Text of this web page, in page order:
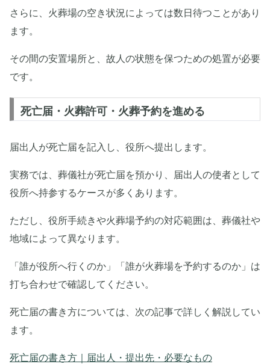
さらに、火葬場の空き状況によっては数日待つことがあり
ます。
その間の安置場所と、故人の状態を保つための処置が必要
です。
死亡届・火葬許可・火葬予約を進める
届出人が死亡届を記入し、役所へ提出します。
実務では、葬儀社が死亡届を預かり、届出人の使者として
役所へ持参するケースが多くあります。
ただし、役所手続きや火葬場予約の対応範囲は、葬儀社や
地域によって異なります。
「誰が役所へ行くのか」「誰が火葬場を予約するのか」は
打ち合わせで確認してください。
死亡届の書き方については、次の記事で詳しく解説してい
ます。
死亡届の書き方｜届出人・提出先・必要なもの